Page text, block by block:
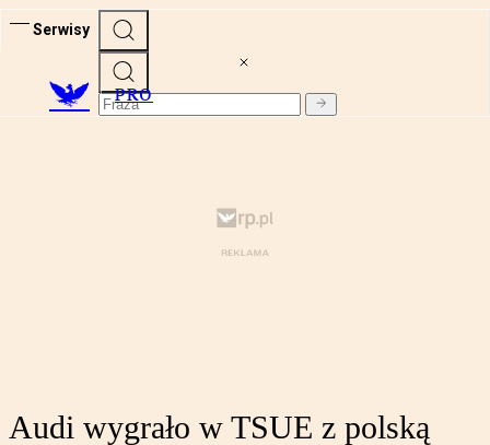
Serwisy
PRO
Audi wygrało w TSUE z polską